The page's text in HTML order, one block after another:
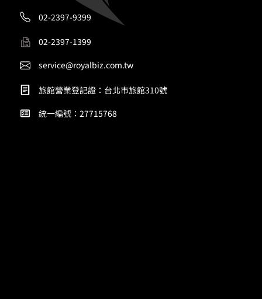
02-2397-9399
02-2397-1399
service@royalbiz.com.tw
旅館營業登記證：台北市旅館310號
統一編號：27715768